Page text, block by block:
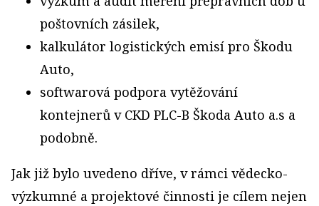
poštovních zásilek,
kalkulátor logistických emisí pro Škodu
Auto,
softwarová podpora vytěžování
kontejnerů v CKD PLC-B Škoda Auto a.s a
podobně.
Jak již bylo uvedeno dříve, v rámci vědecko-
výzkumné a projektové činnosti je cílem nejen